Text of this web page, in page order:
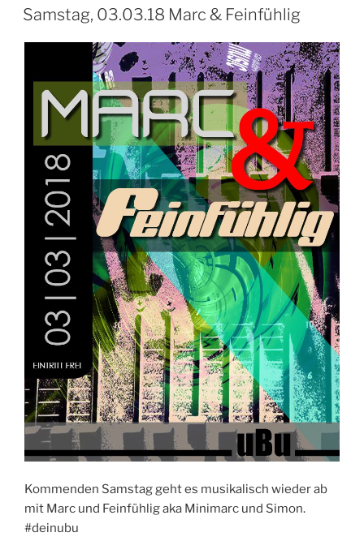
AM
Samstag, 03.03.18 Marc & Feinfühlig
Kommenden Samstag geht es musikalisch wieder ab
mit Marc und Feinfühlig aka Minimarc und Simon.
#deinubu